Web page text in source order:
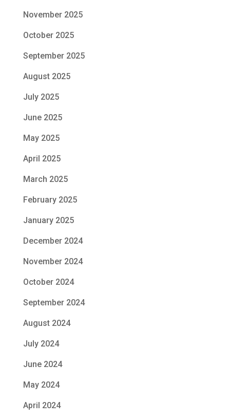
November 2025
October 2025
September 2025
August 2025
July 2025
June 2025
May 2025
April 2025
March 2025
February 2025
January 2025
December 2024
November 2024
October 2024
September 2024
August 2024
July 2024
June 2024
May 2024
April 2024